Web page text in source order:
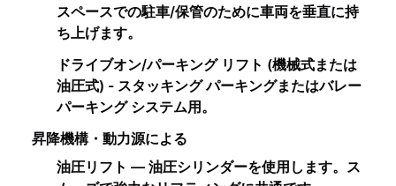
スペースでの駐車/保管のために車両を垂直に持
ち上げます。
ドライブオン/パーキング リフト (機械式または
油圧式) - スタッキング パーキングまたはバレー
パーキング システム用。
昇降機構・動力源による
油圧リフト — 油圧シリンダーを使用します。ス